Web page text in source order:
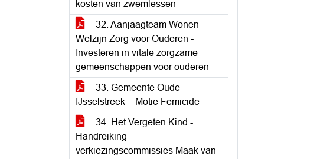
kosten van zwemlessen
32. Aanjaagteam Wonen
Welzijn Zorg voor Ouderen -
Investeren in vitale zorgzame
gemeenschappen voor ouderen
33. Gemeente Oude
IJsselstreek – Motie Femicide
34. Het Vergeten Kind -
Handreiking
verkiezingscommissies Maak van